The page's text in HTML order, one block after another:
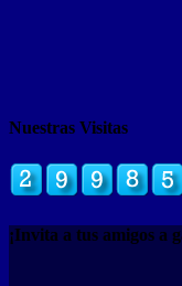
Nuestras Visitas
¡Invita a tus amigos a